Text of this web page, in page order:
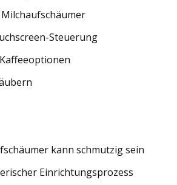
Steuerung
kann schmutzig sein
Einrichtungsprozess